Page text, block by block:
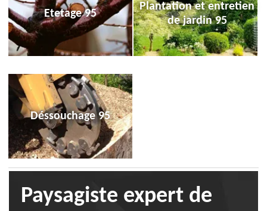
Etetage 95
Plantation et entretien
de jardin 95
Déssouchage 95
Paysagiste expert de